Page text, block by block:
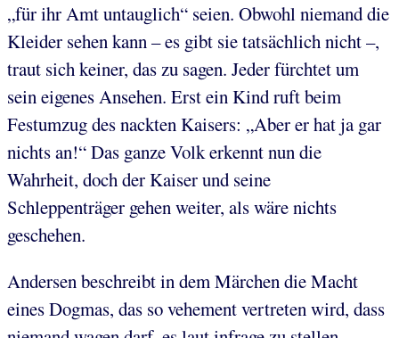
„für ihr Amt untauglich“ seien. Obwohl niemand die
Kleider sehen kann – es gibt sie tatsächlich nicht –,
traut sich keiner, das zu sagen. Jeder fürchtet um
sein eigenes Ansehen. Erst ein Kind ruft beim
Festumzug des nackten Kaisers: „Aber er hat ja gar
nichts an!“ Das ganze Volk erkennt nun die
Wahrheit, doch der Kaiser und seine
Schleppenträger gehen weiter, als wäre nichts
geschehen.
Andersen beschreibt in dem Märchen die Macht
eines Dogmas, das so vehement vertreten wird, dass